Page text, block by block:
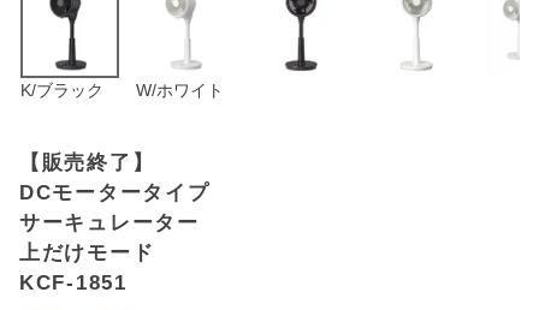
お問い合わせ
K/ブラック W/ホワイト
【販売終了】
DCモータータイプ
サーキュレーター
上だけモード
KCF-1851